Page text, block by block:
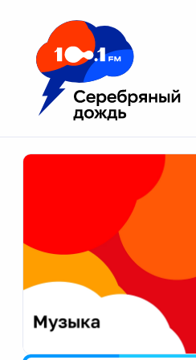
Москва 100.1 FM
Апатиты
Екатеринбург
Калининград
Калуга